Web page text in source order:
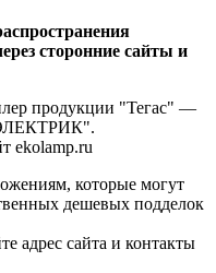
сторонние сайты и
продукции "Тегас" —
ekolamp.ru
которые могут
дешевых подделок
адрес сайта и контакты